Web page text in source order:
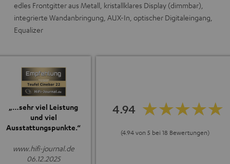
edles Frontgitter aus Metall, kristallklares Display (dimmbar),
integrierte Wandanbringung, AUX-In, optischer Digitaleingang,
Equalizer
„…sehr viel Leistung
und viel
Ausstattungspunkte.“
www.hifi-journal.de
06.12.2025
4.94
(4.94 von 5 bei 18 Bewertungen)